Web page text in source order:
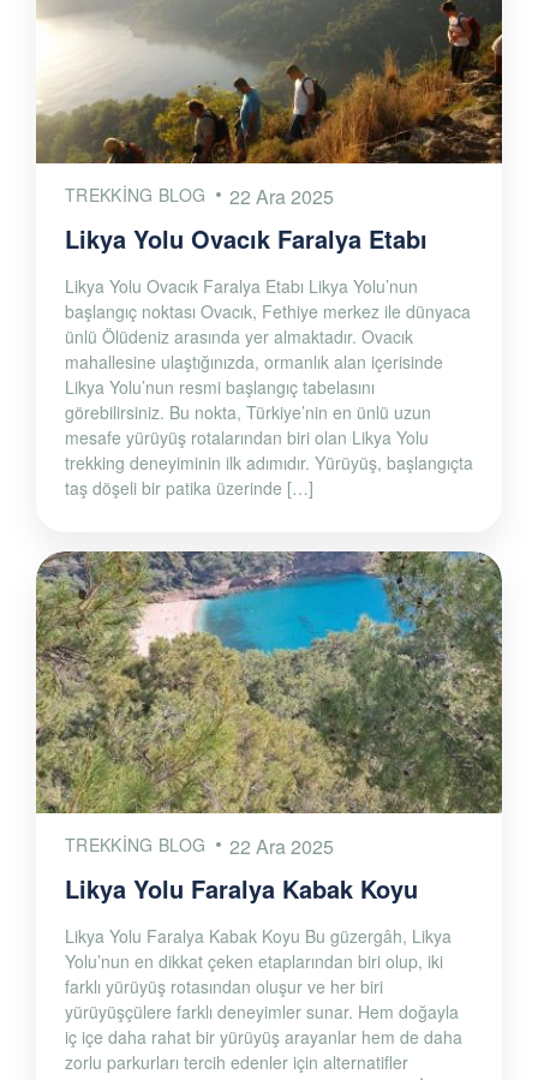
TREKKING BLOG 22 Ara 2025
Likya Yolu Ovacık Faralya Etabı
Likya Yolu Ovacık Faralya Etabı Likya Yolu’nun
başlangıç noktası Ovacık, Fethiye merkez ile dünyaca
ünlü Ölüdeniz arasında yer almaktadır. Ovacık
mahallesine ulaştığınızda, ormanlık alan içerisinde
Likya Yolu’nun resmi başlangıç tabelasını
görebilirsiniz. Bu nokta, Türkiye’nin en ünlü uzun
mesafe yürüyüş rotalarından biri olan Likya Yolu
trekking deneyiminin ilk adımıdır. Yürüyüş, başlangıçta
taş döşeli bir patika üzerinde […]
TREKKING BLOG 22 Ara 2025
Likya Yolu Faralya Kabak Koyu
Likya Yolu Faralya Kabak Koyu Bu güzergâh, Likya
Yolu’nun en dikkat çeken etaplarından biri olup, iki
farklı yürüyüş rotasından oluşur ve her biri
yürüyüşçülere farklı deneyimler sunar. Hem doğayla
iç içe daha rahat bir yürüyüş arayanlar hem de daha
zorlu parkurları tercih edenler için alternatifler